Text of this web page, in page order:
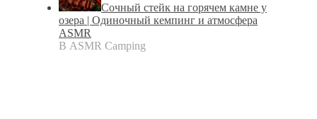
Сочный стейк на горячем камне у
озера | Одиночный кемпинг и атмосфера
ASMR
В ASMR Camping